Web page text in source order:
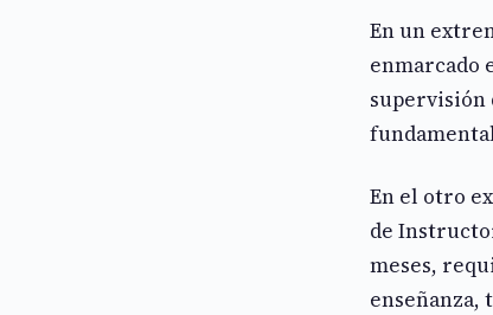
En un
enmarcado
supervisión
En el otro
de
meses,
enseñanza,